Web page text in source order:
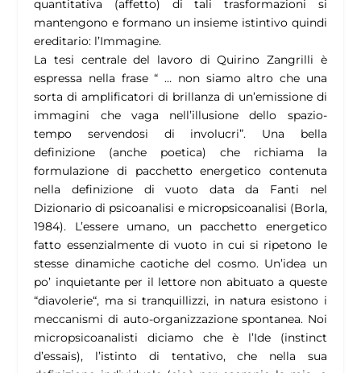
quantitativa (affetto) di tali trasformazioni si
mantengono e formano un insieme istintivo quindi
ereditario: l’Immagine.
La tesi centrale del lavoro di Quirino Zangrilli è
espressa nella frase “ … non siamo altro che una
sorta di amplificatori di brillanza di un’emissione di
immagini che vaga nell’illusione dello spazio-
tempo servendosi di involucri”. Una bella
definizione (anche poetica) che richiama la
formulazione di pacchetto energetico contenuta
nella definizione di vuoto data da Fanti nel
Dizionario di psicoanalisi e micropsicoanalisi (Borla,
1984). L’essere umano, un pacchetto energetico
fatto essenzialmente di vuoto in cui si ripetono le
stesse dinamiche caotiche del cosmo. Un’idea un
po’ inquietante per il lettore non abituato a queste
“diavolerie“, ma si tranquillizzi, in natura esistono i
meccanismi di auto-organizzazione spontanea. Noi
micropsicoanalisti diciamo che è l’Ide (instinct
d’essais), l’istinto di tentativo, che nella sua